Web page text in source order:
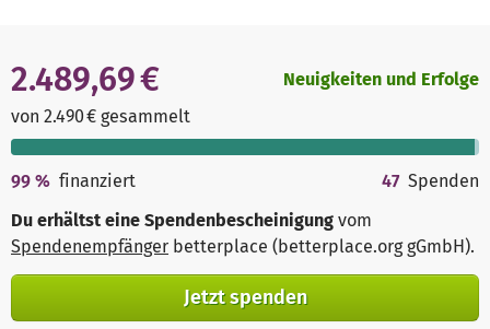
2.489,69 €
von 2.490 € gesammelt
Neuigkeiten und Erfolge
99 % finanziert 47 Spenden
Du erhältst eine Spendenbescheinigung vom
Spendenempfänger betterplace (betterplace.org gGmbH).
Jetzt spenden